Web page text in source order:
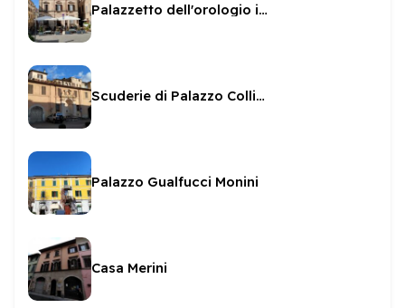
Palazzetto dell'orologio in Piazza della Libertà
Scuderie di Palazzo Collicola
Palazzo Gualfucci Monini
Casa Merini